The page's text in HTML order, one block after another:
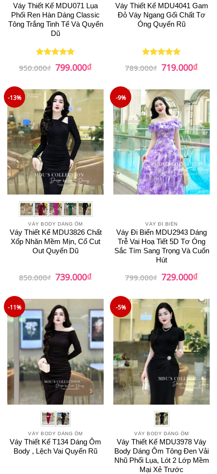
Váy Thiết Kế MDU071 Lụa
Phối Ren Hàn Dáng Classic
Tông Trắng Tinh Tế Và Quyến
Dũ
Được xếp
hạng
55
950.000₫ Giá
gốc
799.000₫Giá
hiện
799.000₫.
Váy Thiết Kế MDU4041 Gam
Đỏ Váy Ngang Gối Chất Tơ
Óng Quyến Rũ
Được xếp
hạng
55
789.000₫ Giá
gốc
719.000₫Giá
hiện
-13%
VÁY BODY DÁNG ÔM
Váy Thiết Kế MDU3826 Chất
Xốp Nhăn Mềm Mịn, Cổ Cut
Out Quyến Dũ
850.000₫ Giá
gốc
739.000₫Giá
hiện
739.000₫.
-9%
VÁY ĐI BIỂN
Váy Đi Biển MDU2943 Dáng
Trễ Vai Hoạ Tiết 5D Tơ Óng
Sắc Tím Sang Trọng Và Cuốn
Hút
799.000₫ Giá
gốc
729.000₫Giá
hiện
-11%
VÁY BODY DÁNG ÔM
Váy Thiết Kế T134 Dáng Ôm
Body , Lệch Vai Quyến Rũ
-5%
VÁY BODY DÁNG ÔM
Váy Thiết Kế MDU3978 Váy
Body Dáng Ôm Tông Đen Vải
Nhũ Phối Lụa, Lót 2 Lớp Mềm
Mại Xẻ Trước